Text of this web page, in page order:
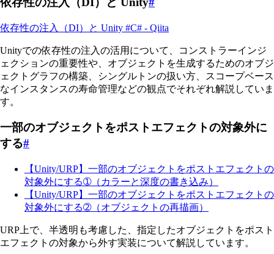
依存性の注入（DI）と Unity #C# - Qiita
Unityでの依存性の注入の活用について、コンストラーインジ
ェクションの重要性や、オブジェクトを生成するためのオブジ
ェクトグラフの構築、シングルトンの扱い方、スコープベース
なインスタンスの寿命管理などの観点でそれぞれ解説していま
す。
一部のオブジェクトをポストエフェクトの対象外に
する#
【Unity/URP】一部のオブジェクトをポストエフェクトの
対象外にする➀（カラーと深度の書き込み）
【Unity/URP】一部のオブジェクトをポストエフェクトの
対象外にする➁（オブジェクトの再描画）
URP上で、半透明も考慮した、指定したオブジェクトをポスト
エフェクトの対象から外す実装について解説しています。